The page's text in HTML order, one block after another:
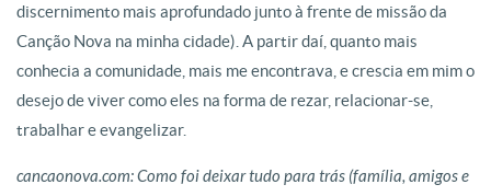
discernimento mais aprofundado junto à frente de missão da
Canção Nova na minha cidade). A partir daí, quanto mais
conhecia a comunidade, mais me encontrava, e crescia em mim o
desejo de viver como eles na forma de rezar, relacionar-se,
trabalhar e evangelizar.
cancaonova.com: Como foi deixar tudo para trás (família, amigos e